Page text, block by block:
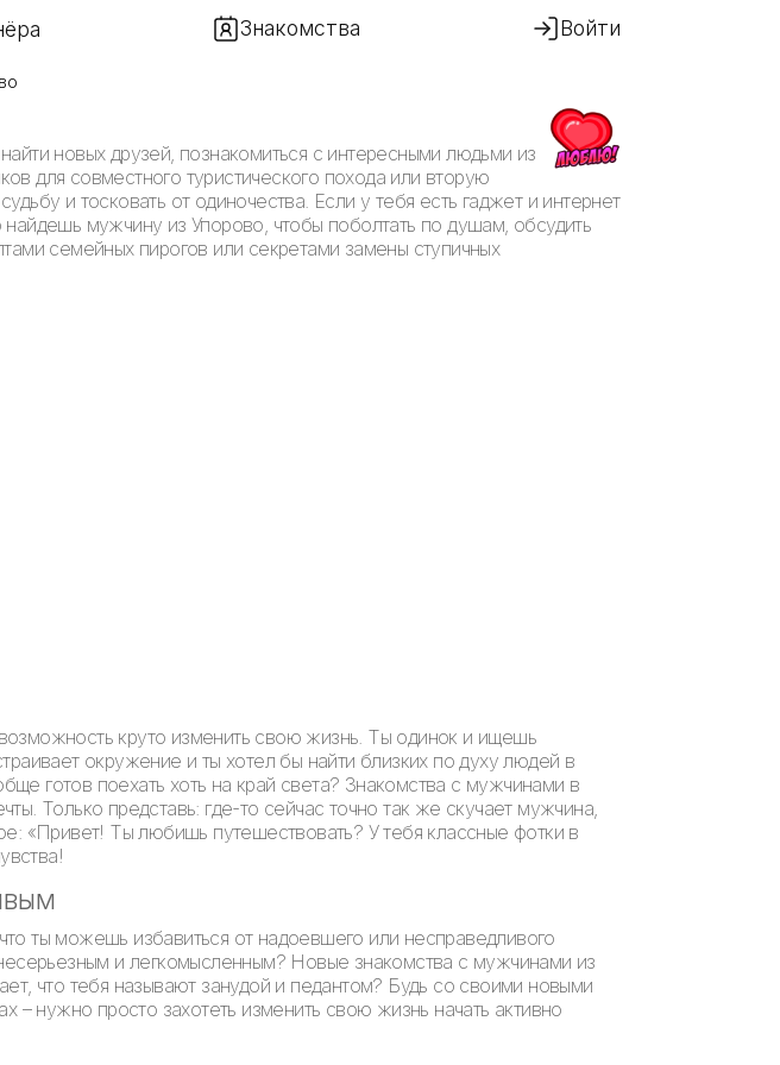
Знакомства Войти
новых друзей, познакомиться с интересными людьми из
для совместного туристического похода или вторую
и тосковать от одиночества. Если у тебя есть гаджет и интернет
найдешь мужчину из Упорово, чтобы поболтать по душам, обсудить
семейных пирогов или секретами замены ступичных
круто изменить свою жизнь. Ты одинок и ищешь
окружение и ты хотел бы найти близких по духу людей в
готов поехать хоть на край света? Знакомства с мужчинами в
Только представь: где-то сейчас точно так же скучает мужчина,
«Привет! Ты любишь путешествовать? У тебя классные фотки в
ты можешь избавиться от надоевшего или несправедливого
и легкомысленным? Новые знакомства с мужчинами из
что тебя называют занудой и педантом? Будь со своими новыми
– нужно просто захотеть изменить свою жизнь начать активно